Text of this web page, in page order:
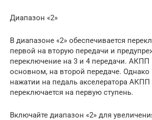
Диапазон «2»
В диапазоне «2» обеспечивается
первой на вторую передачи и
переключение на 3 и 4 передачи. АКПП
основном, на второй передаче.
нажатии на педаль акселератора АКПП
переключается на первую ступень.
Включайте диапазон «2» для